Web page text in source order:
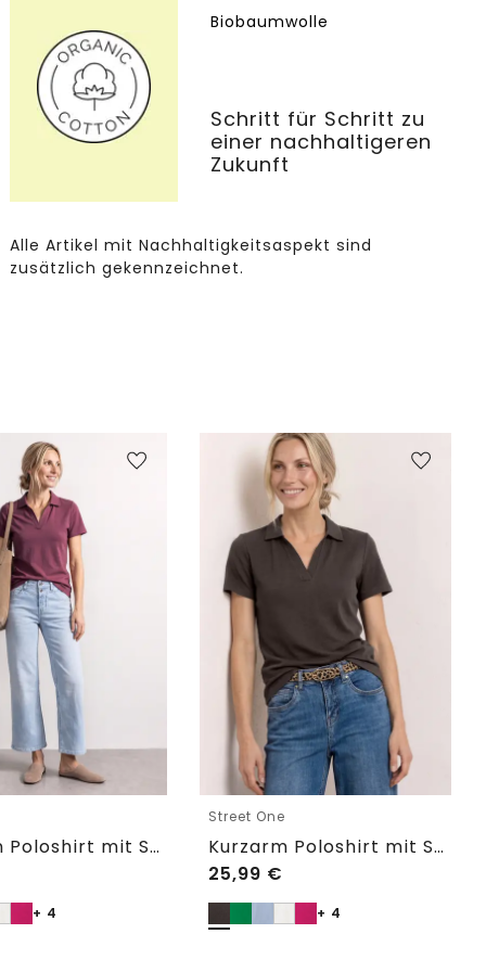
Biobaumwolle
Schritt für Schritt zu
einer nachhaltigeren
Zukunft
Alle Artikel mit Nachhaltigkeitsaspekt sind
zusätzlich gekennzeichnet.
Kurzarm Poloshirt mit Split Neck
+ 4
Street One
Kurzarm Poloshirt mit Split Neck
25,99 €
+ 4